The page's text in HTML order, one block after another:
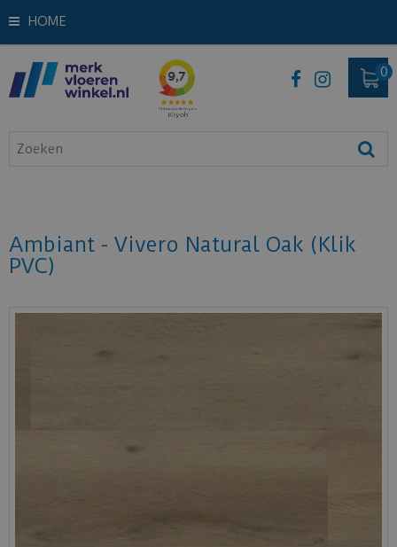
HOME
Ambiant - Vivero Natural Oak (Klik
PVC)